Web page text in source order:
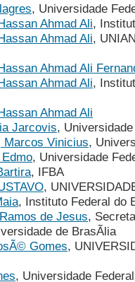
, Universidade
Ahmad Ali,
Ahmad Ali,
Ahmad Ali
Ahmad Ali,
Ahmad Ali
Jarcovis,
Marcos Vinicius,
, Universidade
, IFBA
,
, Instituto Federal do
de Jesus,
de BrasÃ­lia
Gomes,
, Universidade